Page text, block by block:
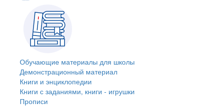
Обучающие материалы для школы
Демонстрационный материал
Книги и энциклопедии
Книги с заданиями, книги - игрушки
Прописи